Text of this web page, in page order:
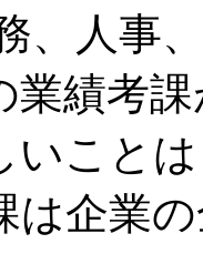
、人事
業績考
いこと
は企業